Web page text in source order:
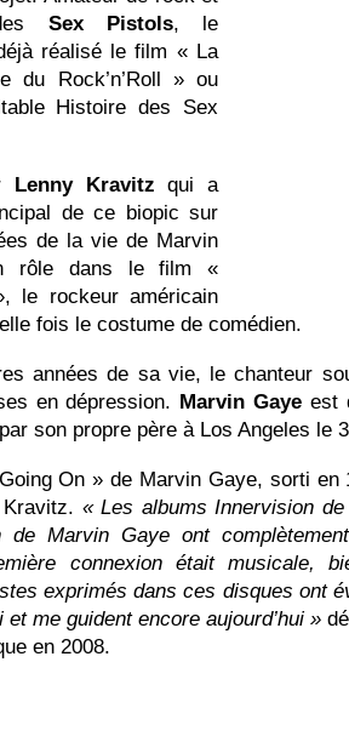
Sex Pistols, le
réalisé le film « La
du Rock’n’Roll » ou
Histoire des Sex
Lenny Kravitz qui a
de ce biopic sur
de la vie de Marvin
rôle dans le film «
le rockeur américain
fois le costume de comédien.
années de sa vie, le chanteur
en dépression. Marvin Gaye est
son propre père à Los Angeles le
Going On » de Marvin Gaye, sorti
« Les albums Innervision
de Marvin Gaye ont
connexion était musicale,
exprimés dans ces disques ont
me guident encore aujourd’hui »
en 2008.